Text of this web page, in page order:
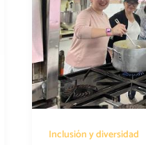
Inclusión y diversidad